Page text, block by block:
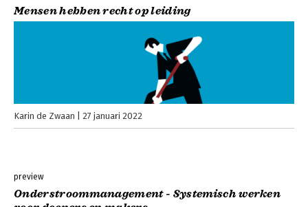
Mensen hebben recht op leiding
Karin de Zwaan 27 januari 2022
preview
Onderstroommanagement - Systemisch werken